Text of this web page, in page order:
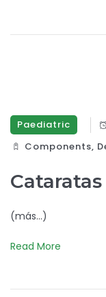
Paediatric
Components‎,
Cataratas
(más…)
Read More